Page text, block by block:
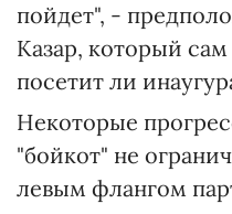
пойдет", -
Казар, который
посетит ли
Некоторые
"бойкот" не
левым флангом